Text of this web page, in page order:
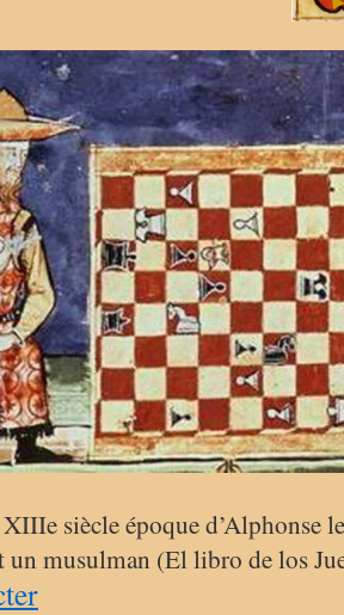
siècle époque d’Alphonse
un musulman (El libro de los